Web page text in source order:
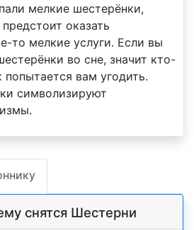
мелкие шестерёнки,
оказать
то мелкие услуги. Если вы
во сне, значит кто-
вам угодить.
символизируют
снятся Шестерни